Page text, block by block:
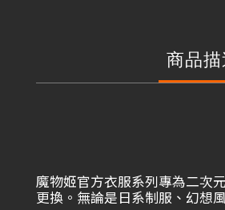
商品描
魔物姬官方衣服系列專為二次
更換。無論是日系制服、幻想